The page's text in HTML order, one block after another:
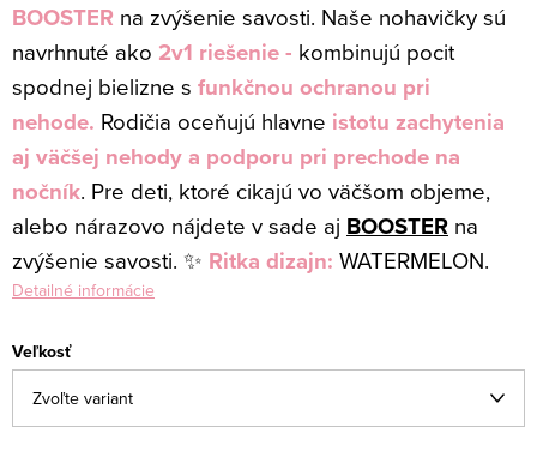
BOOSTER na zvýšenie savosti. Naše nohavičky sú
navrhnuté ako 2v1 riešenie - kombinujú pocit
spodnej bielizne s funkčnou ochranou pri
nehode. Rodičia oceňujú hlavne istotu zachytenia
aj väčšej nehody a podporu pri prechode na
nočník. Pre deti, ktoré cikajú vo väčšom objeme,
alebo nárazovo nájdete v sade aj BOOSTER na
zvýšenie savosti. ✨ Ritka dizajn: WATERMELON.
Detailné informácie
Veľkosť